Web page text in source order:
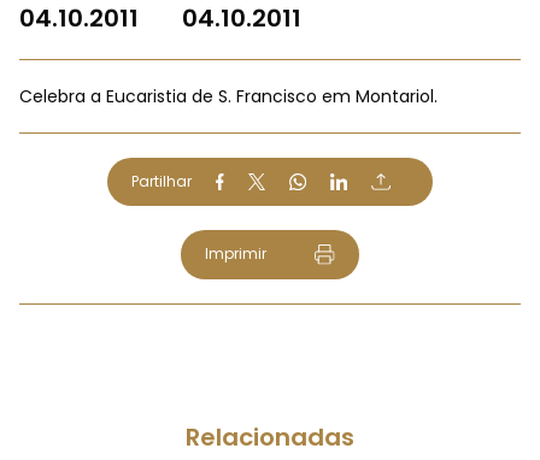
04.10.2011 04.10.2011
Celebra a Eucaristia de S. Francisco em Montariol.
Partilhar
Imprimir
Relacionadas